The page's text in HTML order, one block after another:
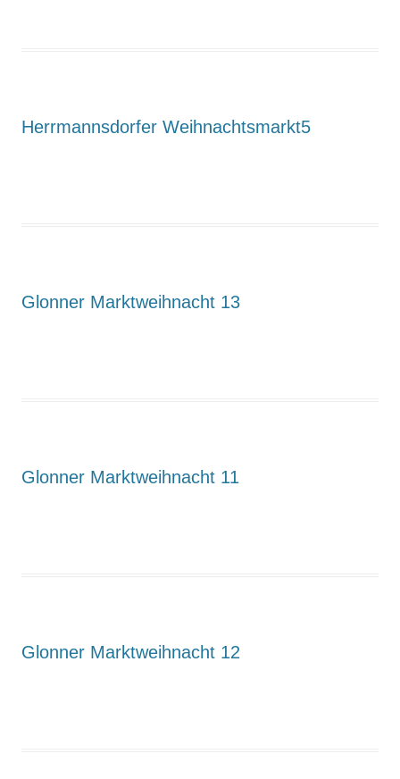
Herrmannsdorfer Weihnachtsmarkt5
Glonner Marktweihnacht 13
Glonner Marktweihnacht 11
Glonner Marktweihnacht 12